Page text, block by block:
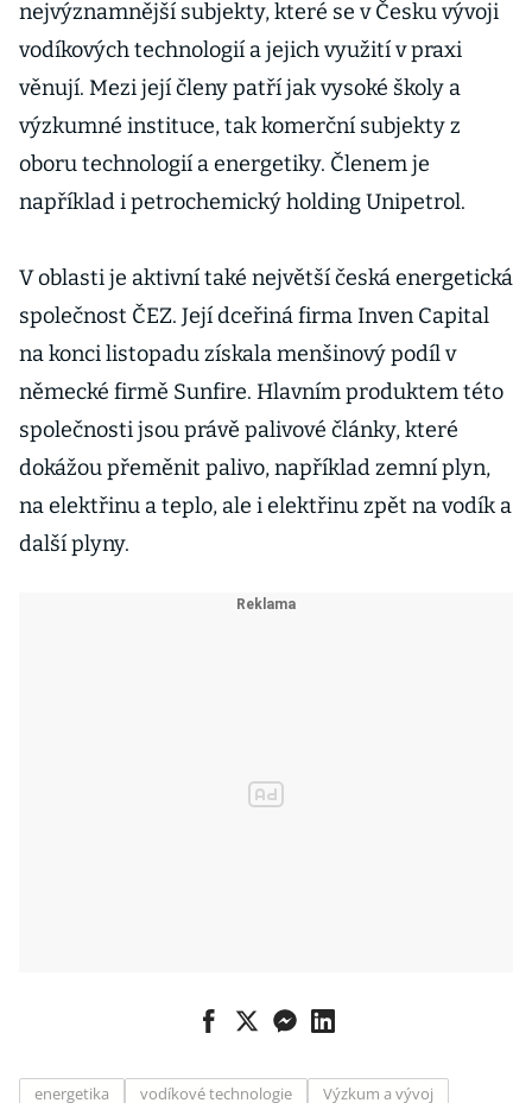
nejvýznamnější subjekty, které se v Česku vývoji
vodíkových technologií a jejich využití v praxi
věnují. Mezi její členy patří jak vysoké školy a
výzkumné instituce, tak komerční subjekty z
oboru technologií a energetiky. Členem je
například i petrochemický holding Unipetrol.
V oblasti je aktivní také největší česká energetická
společnost ČEZ. Její dceřiná firma Inven Capital
na konci listopadu získala menšinový podíl v
německé firmě Sunfire. Hlavním produktem této
společnosti jsou právě palivové články, které
dokážou přeměnit palivo, například zemní plyn,
na elektřinu a teplo, ale i elektřinu zpět na vodík a
další plyny.
energetika vodíkové technologie Výzkum a vývoj